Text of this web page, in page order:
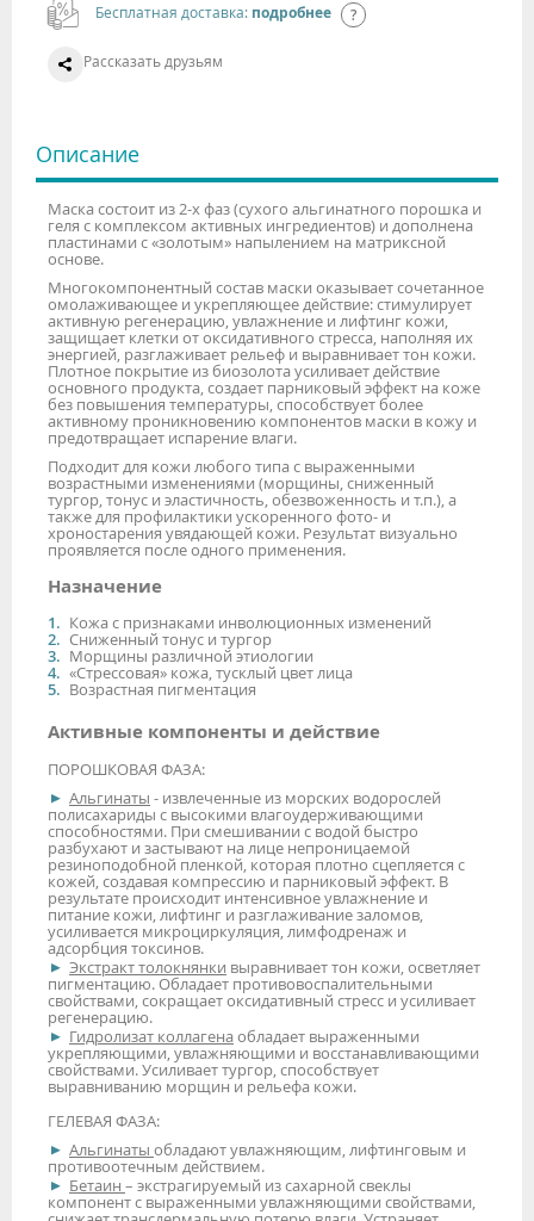
Бесплатная доставка: подробнее
Рассказать друзьям
Описание
Маска состоит из 2-х фаз (сухого альгинатного порошка и
геля с комплексом активных ингредиентов) и дополнена
пластинами с «золотым» напылением на матриксной
основе.
Многокомпонентный состав маски оказывает сочетанное
омолаживающее и укрепляющее действие: стимулирует
активную регенерацию, увлажнение и лифтинг кожи,
защищает клетки от оксидативного стресса, наполняя их
энергией, разглаживает рельеф и выравнивает тон кожи.
Плотное покрытие из биозолота усиливает действие
основного продукта, создает парниковый эффект на коже
без повышения температуры, способствует более
активному проникновению компонентов маски в кожу и
предотвращает испарение влаги.
Подходит для кожи любого типа с выраженными
возрастными изменениями (морщины, сниженный
тургор, тонус и эластичность, обезвоженность и т.п.), а
также для профилактики ускоренного фото- и
хроностарения увядающей кожи. Результат визуально
проявляется после одного применения.
Назначение
Кожа с признаками инволюционных изменений
Сниженный тонус и тургор
Морщины различной этиологии
«Стрессовая» кожа, тусклый цвет лица
Возрастная пигментация
Активные компоненты и действие
ПОРОШКОВАЯ ФАЗА:
Альгинаты - извлеченные из морских водорослей
полисахариды с высокими влагоудерживающими
способностями. При смешивании с водой быстро
разбухают и застывают на лице непроницаемой
резиноподобной пленкой, которая плотно сцепляется с
кожей, создавая компрессию и парниковый эффект. В
результате происходит интенсивное увлажнение и
питание кожи, лифтинг и разглаживание заломов,
усиливается микроциркуляция, лимфодренаж и
адсорбция токсинов.
Экстракт толокнянки выравнивает тон кожи, осветляет
пигментацию. Обладает противовоспалительными
свойствами, сокращает оксидативный стресс и усиливает
регенерацию.
Гидролизат коллагена обладает выраженными
укрепляющими, увлажняющими и восстанавливающими
свойствами. Усиливает тургор, способствует
выравниванию морщин и рельефа кожи.
ГЕЛЕВАЯ ФАЗА:
Альгинаты обладают увлажняющим, лифтинговым и
противоотечным действием.
Бетаин – экстрагируемый из сахарной свеклы
компонент с выраженными увлажняющими свойствами,